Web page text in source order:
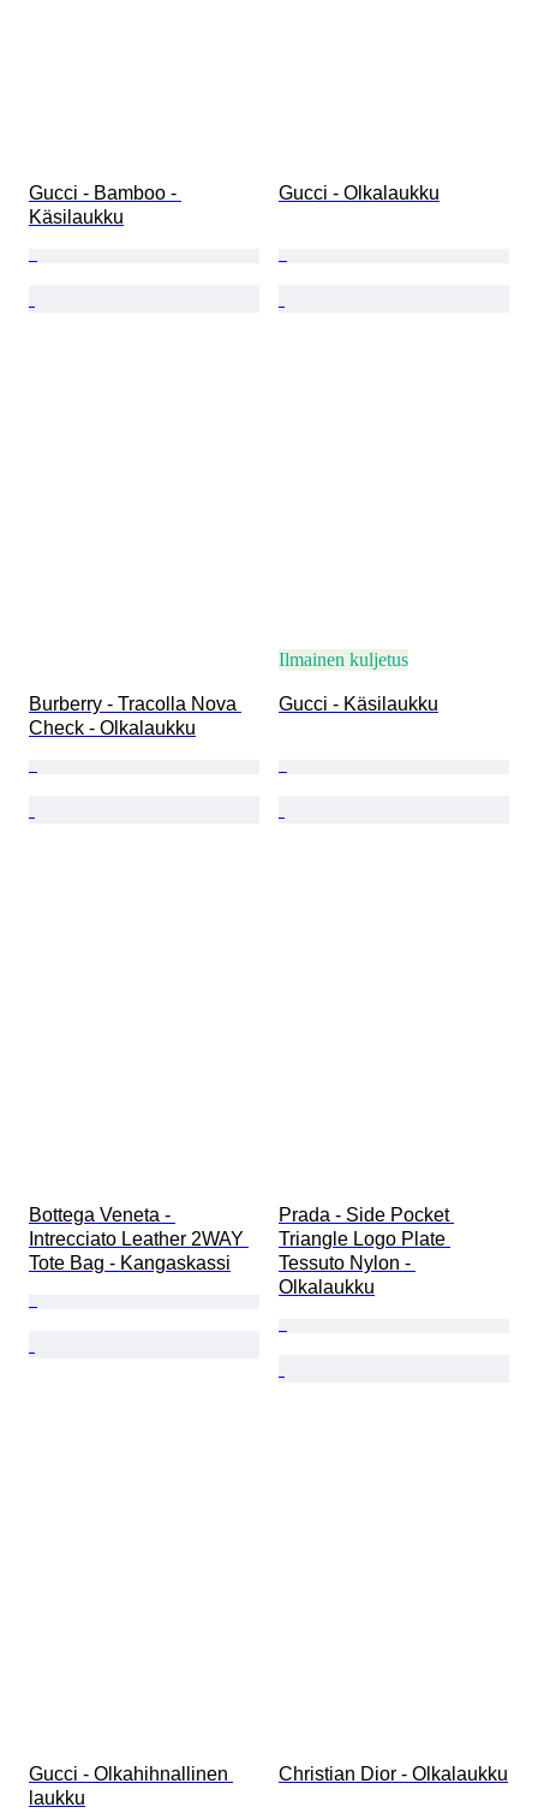
Gucci - Bamboo -
Käsilaukku
Gucci - Olkalaukku
Burberry - Tracolla Nova
Check - Olkalaukku
Ilmainen kuljetus
Gucci - Käsilaukku
Bottega Veneta -
Intrecciato Leather 2WAY
Tote Bag - Kangaskassi
Prada - Side Pocket
Triangle Logo Plate
Tessuto Nylon -
Olkalaukku
Gucci - Olkahihnallinen
laukku
Christian Dior - Olkalaukku